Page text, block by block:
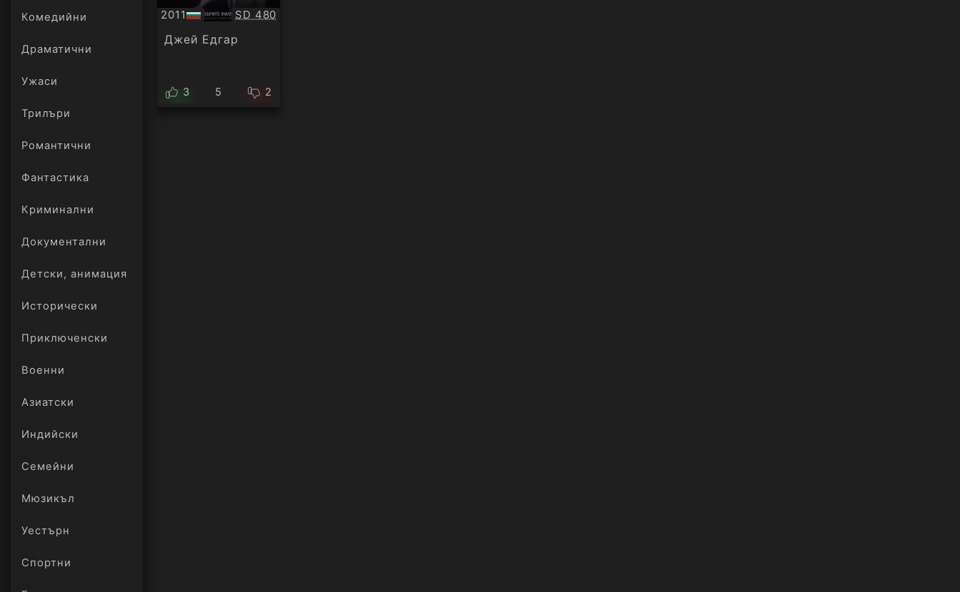
Комедийни
Драматични
Ужаси
Трилъри
онлайн
Романтични
Фантастика
Криминални
Документални
Детски, анимация
Исторически
Приключенски
Военни
Азиатски
Индийски
Семейни
Мюзикъл
Уестърн
Спортни
2011
БГ
аудио
Качество:
SD 480
Джей Едгар
3 5 2